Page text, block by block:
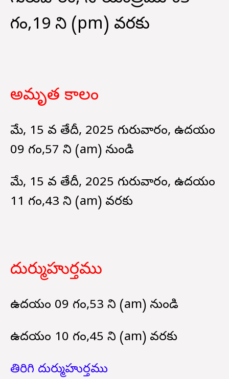
గం,19 ని (pm) వరకు
అమృత కాలం
మే, 15 వ తేదీ, 2025 గురువారం, ఉదయం
09 గం,57 ని (am) నుండి
మే, 15 వ తేదీ, 2025 గురువారం, ఉదయం
11 గం,43 ని (am) వరకు
దుర్ముహుర్తము
ఉదయం 09 గం,53 ని (am) నుండి
ఉదయం 10 గం,45 ని (am) వరకు
తిరిగి దుర్ముహుర్తము